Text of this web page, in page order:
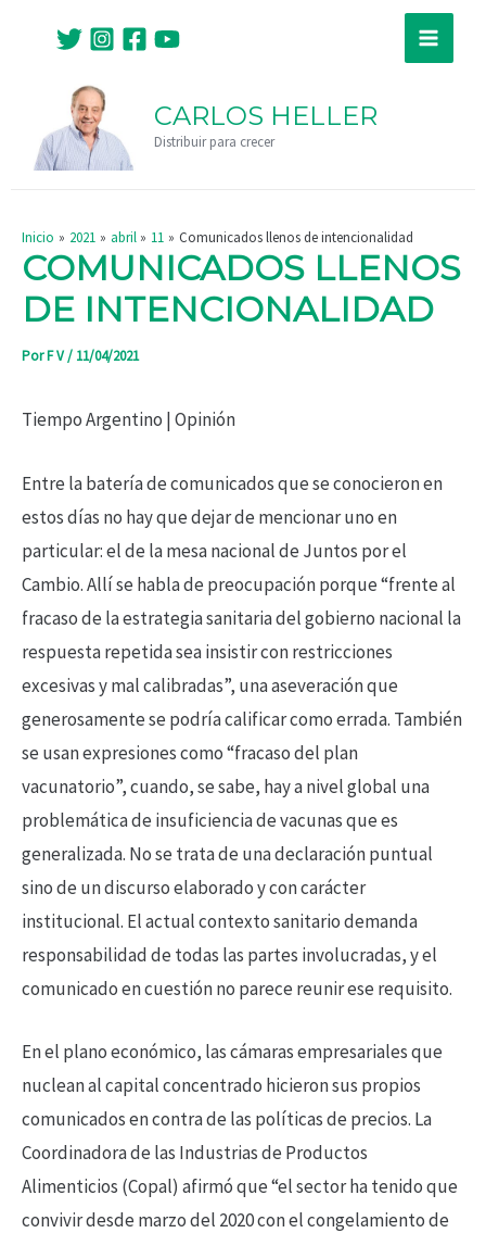
contenido
Main
CARLOS HELLER
Distribuir para crecer
Inicio 2021 abril 11 Comunicados llenos de intencionalidad
COMUNICADOS LLENOS
DE INTENCIONALIDAD
PorF V/ 11/04/2021
Tiempo Argentino | Opinión
Entre la batería de comunicados que se conocieron en
estos días no hay que dejar de mencionar uno en
particular: el de la mesa nacional de Juntos por el
Cambio. Allí se habla de preocupación porque “frente al
fracaso de la estrategia sanitaria del gobierno nacional la
respuesta repetida sea insistir con restricciones
excesivas y mal calibradas”, una aseveración que
generosamente se podría calificar como errada. También
se usan expresiones como “fracaso del plan
vacunatorio”, cuando, se sabe, hay a nivel global una
problemática de insuficiencia de vacunas que es
generalizada. No se trata de una declaración puntual
sino de un discurso elaborado y con carácter
institucional. El actual contexto sanitario demanda
responsabilidad de todas las partes involucradas, y el
comunicado en cuestión no parece reunir ese requisito.
En el plano económico, las cámaras empresariales que
nuclean al capital concentrado hicieron sus propios
comunicados en contra de las políticas de precios. La
Coordinadora de las Industrias de Productos
Alimenticios (Copal) afirmó que “el sector ha tenido que
convivir desde marzo del 2020 con el congelamiento de
entradas